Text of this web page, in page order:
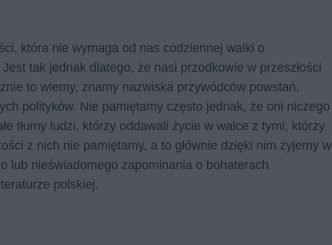
która nie wymaga od nas codziennej walki o
tak jednak dlatego, że nasi przodkowie w przeszłości
to wiemy, znamy nazwiska przywódców powstań,
polityków. Nie pamiętamy często jednak, że oni niczego
tłumy ludzi, którzy oddawali życie w walce z tymi, którzy
z nich nie pamiętamy, a to głównie dzięki nim żyjemy w
lub nieświadomego zapominania o bohaterach
polskiej.